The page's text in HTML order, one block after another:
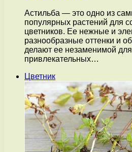
Астильба — это одно из
популярных растений для
цветников. Ее нежные и
разнообразные оттенки и
делают ее незаменимой
привлекательных…
Цветник